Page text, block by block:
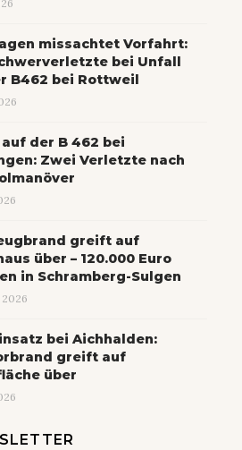
missachtet Vorfahrt:
bei Unfall
B462 bei Rottweil
der B 462 bei
Zwei Verletzte nach
greift auf
über – 120.000 Euro
in Schramberg-Sulgen
2026
bei Aichhalden:
greift auf
über